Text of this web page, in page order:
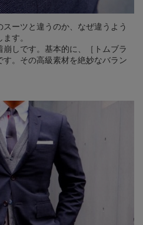
スーツと違うのか、なぜ違うよう
す。
しです。基本的に、［トムブラ
。その高級素材を絶妙なバラン